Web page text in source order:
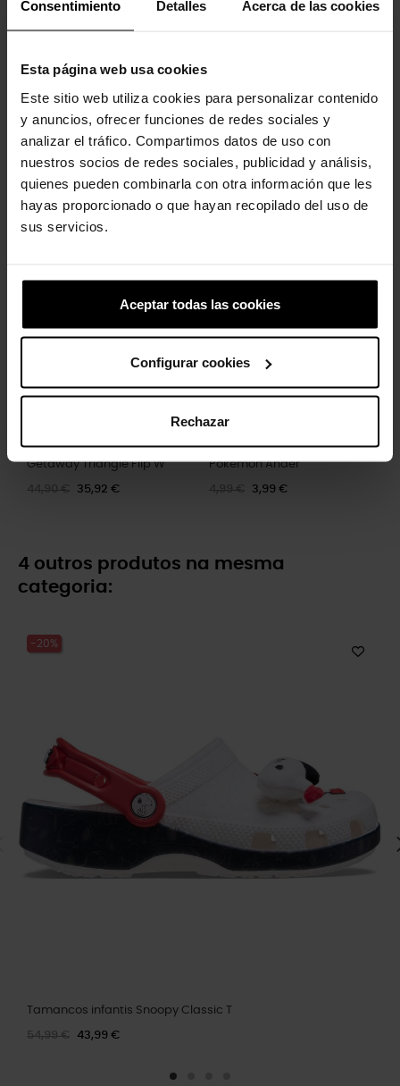
Consentimiento Detalles Acerca de las cookies
Esta página web usa cookies
Este sitio web utiliza cookies para personalizar contenido
y anuncios, ofrecer funciones de redes sociales y
analizar el tráfico. Compartimos datos de uso con
nuestros socios de redes sociales, publicidad y análisis,
quienes pueden combinarla con otra información que les
hayas proporcionado o que hayan recopilado del uso de
sus servicios.
Aceptar todas las cookies
Configurar cookies
Rechazar
produto também compraram:
Pateta da Disney
4,99 € 3,99 €
Letra T
Getaway Triangle Flip W
44,90 € 35,92 €
Pokémon Ander
4,99 € 3,99 €
4 outros produtos na mesma
categoria:
-20%
Tamancos infantis Snoopy Classic T
54,99 € 43,99 €